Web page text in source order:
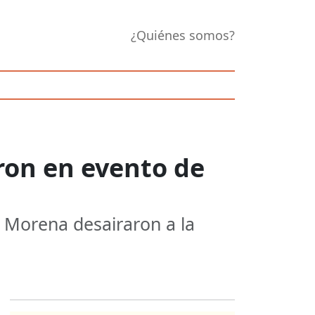
¿Quiénes somos?
en evento de
desairaron a la